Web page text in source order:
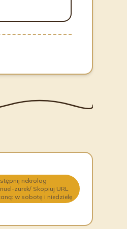
nekrolog
zurek/ Skopiuj URL
w sobotę i niedzielę